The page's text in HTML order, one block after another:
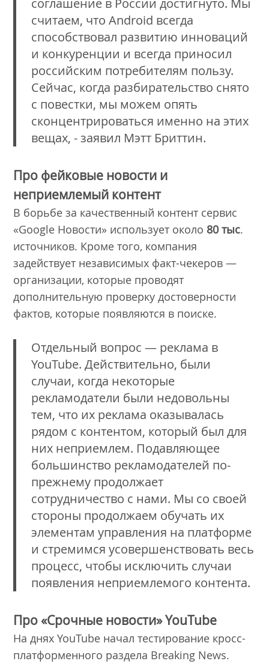
соглашение в России достигнуто. Мы
считаем, что Android всегда
способствовал развитию инноваций
и конкуренции и всегда приносил
российским потребителям пользу.
Сейчас, когда разбирательство снято
с повестки, мы можем опять
сконцентрироваться именно на этих
вещах, - заявил Мэтт Бриттин.
Про фейковые новости и
неприемлемый контент
В борьбе за качественный контент сервис
«Google Новости» использует около 80 тыс.
источников. Кроме того, компания
задействует независимых факт-чекеров —
организации, которые проводят
дополнительную проверку достоверности
фактов, которые появляются в поиске.
Отдельный вопрос — реклама в
YouTube. Действительно, были
случаи, когда некоторые
рекламодатели были недовольны
тем, что их реклама оказывалась
рядом с контентом, который был для
них неприемлем. Подавляющее
большинство рекламодателей по-
прежнему продолжает
сотрудничество с нами. Мы со своей
стороны продолжаем обучать их
элементам управления на платформе
и стремимся усовершенствовать весь
процесс, чтобы исключить случаи
появления неприемлемого контента.
Про «Срочные новости» YouTube
На днях YouTube начал тестирование кросс-
платформенного раздела Breaking News.